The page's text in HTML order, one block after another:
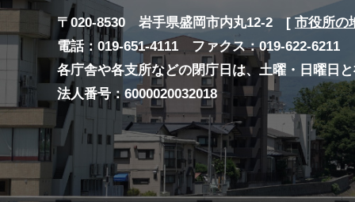
〒020-8530 岩手県盛岡市内丸12-2 [ 市役所の
電話：019-651-4111 ファクス：019-622-6211
各庁舎や各支所などの閉庁日は、土曜・日曜日
法人番号：6000020032018